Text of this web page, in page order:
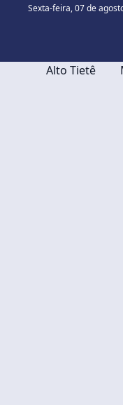
Sexta-feira,07 de
Alto Tietê